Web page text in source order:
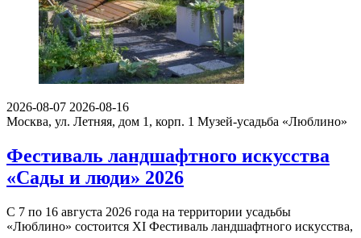
2026-08-07 2026-08-16
Москва, ул. Летняя, дом 1, корп. 1 Музей-усадьба «Люблино»
Фестиваль ландшафтного искусства
«Сады и люди» 2026
С 7 по 16 августа 2026 года на территории усадьбы
«Люблино» состоится XI Фестиваль ландшафтного искусства,